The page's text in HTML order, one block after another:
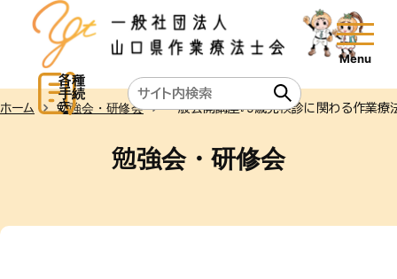
各種
手続
き
勉強会・研修会
ホーム 勉強会・研修会 一般公開講座『5歳児検診に関わる作業療